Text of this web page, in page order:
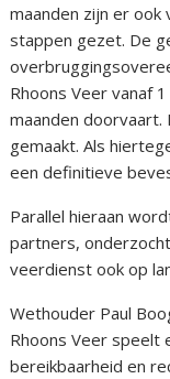
maanden zijn er
stappen gezet. De
Rhoons Veer vanaf
maanden doorvaart.
gemaakt. Als
een definitieve
Parallel hieraan
partners,
veerdienst ook op
Wethouder Paul
Rhoons Veer speelt
bereikbaarheid en